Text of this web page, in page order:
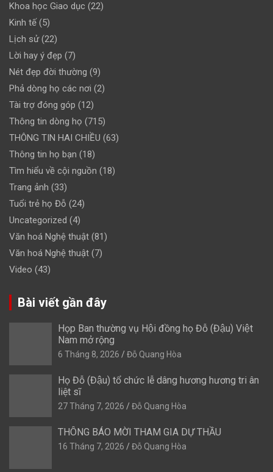
Khoa học Giao dục (22)
Kinh tế(5)
Lịch sử(22)
Lời hay ý đẹp (7)
Nét đẹp đời thường (9)
Phả dòng họ các nơi (2)
Tài trợ đóng góp (12)
Thông tin dòng họ (715)
THÔNG TIN HAI CHIỀU (63)
Thông tin họ bạn (18)
Tìm hiểu về cội nguồn (18)
Trang ảnh (33)
Tuổi trẻ họ Đỗ (24)
Uncategorized (4)
Văn hoá Nghệ thuật (81)
Văn hoá Nghệ thuật (7)
Video (43)
Bài viết gần đây
Họp Ban thường vụ Hội đồng họ Đỗ (Đậu) Việt
Nam mở rộng
6 Tháng 8, 2026 Đỗ Quang Hòa
Họ Đỗ (Đậu) tổ chức lễ dâng hương hương tri ân
liệt sĩ
27 Tháng 7, 2026 Đỗ Quang Hòa
THÔNG BÁO MỜI THAM GIA DỰ THẦU
16 Tháng 7, 2026 Đỗ Quang Hòa